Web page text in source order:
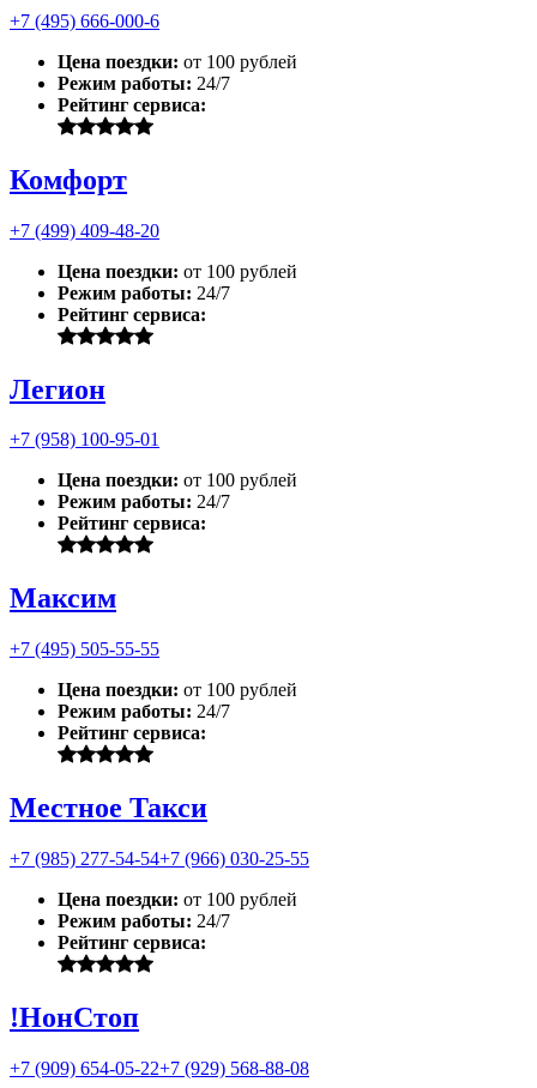
+7 (495) 666-000-6
Цена поездки: от 100 рублей
Режим работы: 24/7
Рейтинг сервиса:
Комфорт
+7 (499) 409-48-20
Цена поездки: от 100 рублей
Режим работы: 24/7
Рейтинг сервиса:
Легион
+7 (958) 100-95-01
Цена поездки: от 100 рублей
Режим работы: 24/7
Рейтинг сервиса:
Максим
+7 (495) 505-55-55
Цена поездки: от 100 рублей
Режим работы: 24/7
Рейтинг сервиса:
Местное Такси
+7 (985) 277-54-54+7 (966) 030-25-55
Цена поездки: от 100 рублей
Режим работы: 24/7
Рейтинг сервиса:
!НонСтоп
+7 (909) 654-05-22+7 (929) 568-88-08